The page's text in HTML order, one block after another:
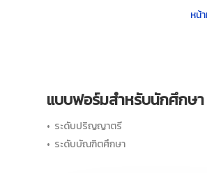
หน้
แบบฟอร์มสำหรับนักศึกษา
• ระดับปริญญาตรี
• ระดับบัณฑิตศึกษา